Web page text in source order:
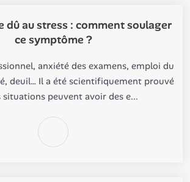
dû au stress : comment soulager
ce symptôme ?
anxiété des examens, emploi du
deuil… Il a été scientifiquement prouvé
situations peuvent avoir des e...